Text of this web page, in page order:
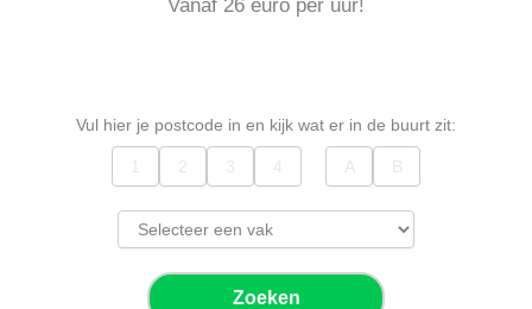
Vanaf 26 euro per uur!
Vul hier je postcode in en kijk wat er in de buurt zit:
Zoeken